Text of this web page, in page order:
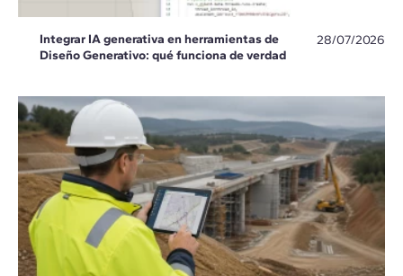
Integrar IA generativa en herramientas de
Diseño Generativo: qué funciona de verdad
28/07/2026